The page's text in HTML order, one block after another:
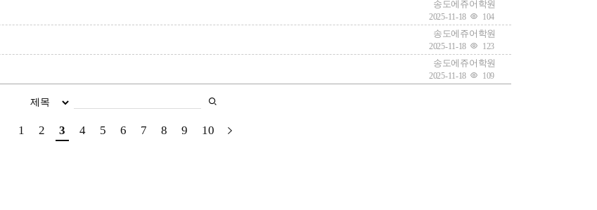
송도에쥬어학원
2025-11-18 104
송도에쥬어학원
2025-11-18 123
송도에쥬어학원
2025-11-18 109
1 2 3 4 5 6 7 8 9 10